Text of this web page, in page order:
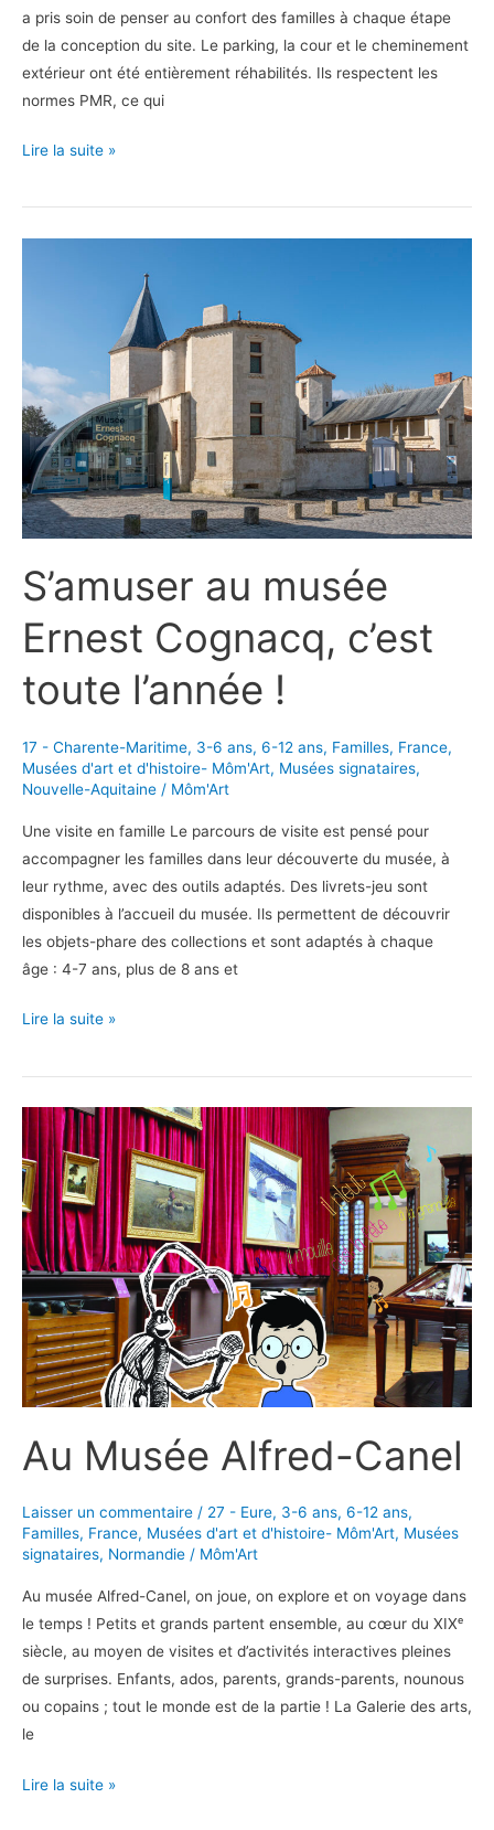
a pris soin de penser au confort des familles à chaque étape
de la conception du site. Le parking, la cour et le cheminement
extérieur ont été entièrement réhabilités. Ils respectent les
normes PMR, ce qui
Écomusée
Haut-
immersif
à
visiter
en
famille
Lire la suite »
S’amuser au musée
Ernest Cognacq, c’est
toute l’année !
17 - Charente-Maritime, 3-6 ans, 6-12 ans, Familles, France,
Musées d'art et d'histoire- Môm'Art, Musées signataires,
Nouvelle-Aquitaine / Môm'Art
Une visite en famille Le parcours de visite est pensé pour
accompagner les familles dans leur découverte du musée, à
leur rythme, avec des outils adaptés. Des livrets-jeu sont
disponibles à l’accueil du musée. Ils permettent de découvrir
les objets-phare des collections et sont adaptés à chaque
âge : 4-7 ans, plus de 8 ans et
S’amuser
musée
Cognacq,
c’est
toute
l’année !
Lire la suite »
Au Musée Alfred-Canel
Laisser un commentaire / 27 - Eure, 3-6 ans, 6-12 ans,
Familles, France, Musées d'art et d'histoire- Môm'Art, Musées
signataires, Normandie / Môm'Art
Au musée Alfred-Canel, on joue, on explore et on voyage dans
le temps ! Petits et grands partent ensemble, au cœur du XIXᵉ
siècle, au moyen de visites et d’activités interactives pleines
de surprises. Enfants, ados, parents, grands-parents, nounous
ou copains ; tout le monde est de la partie ! La Galerie des arts,
le
Au
Lire la suite »